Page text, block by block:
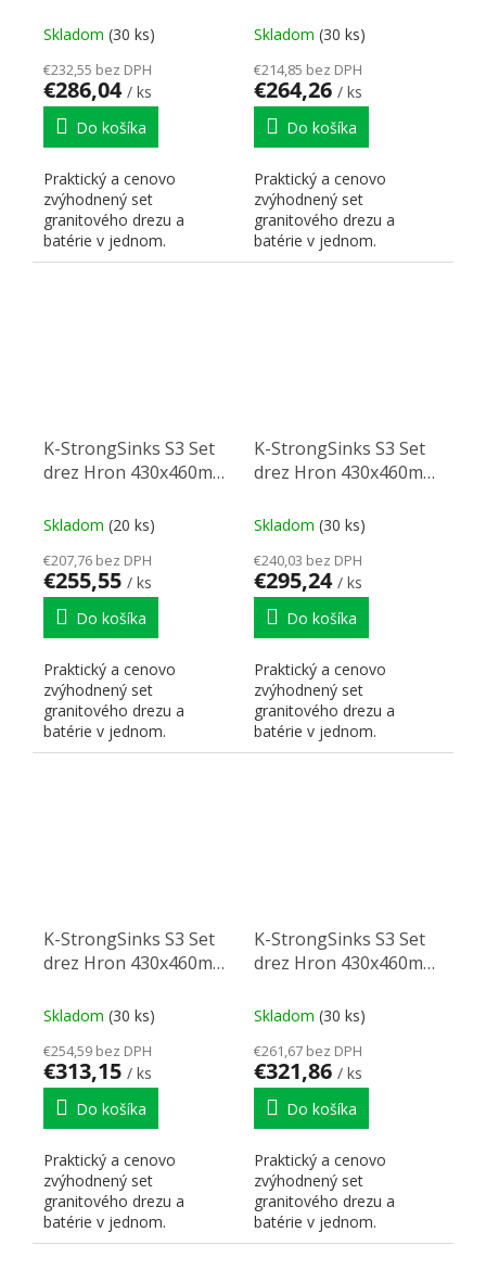
Stréva chróm
Skladom (30 ks)
€232,55 bez DPH
€286,04 / ks
Do košíka
Praktický a cenovo
zvýhodnený set
granitového drezu a
batérie v jednom.
Garonne chróm
Skladom (30 ks)
€214,85 bez DPH
€264,26 / ks
Do košíka
Praktický a cenovo
zvýhodnený set
granitového drezu a
batérie v jednom.
K-StrongSinks S3 Set
drez Hron 430x460mm
Rhona chróm
Skladom (20 ks)
€207,76 bez DPH
€255,55 / ks
Do košíka
Praktický a cenovo
zvýhodnený set
granitového drezu a
batérie v jednom.
K-StrongSinks S3 Set
drez Hron 430x460mm
Garonne čierna
Skladom (30 ks)
€240,03 bez DPH
€295,24 / ks
Do košíka
Praktický a cenovo
zvýhodnený set
granitového drezu a
batérie v jednom.
K-StrongSinks S3 Set
drez Hron 430x460mm
Loira čierna
Skladom (30 ks)
€254,59 bez DPH
€313,15 / ks
Do košíka
Praktický a cenovo
zvýhodnený set
granitového drezu a
batérie v jednom.
K-StrongSinks S3 Set
drez Hron 430x460mm
Ipoly čierna
Skladom (30 ks)
€261,67 bez DPH
€321,86 / ks
Do košíka
Praktický a cenovo
zvýhodnený set
granitového drezu a
batérie v jednom.